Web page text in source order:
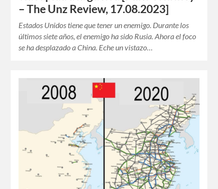
– The Unz Review, 17.08.2023]
Estados Unidos tiene que tener un enemigo. Durante los
últimos siete años, el enemigo ha sido Rusia. Ahora el foco
se ha desplazado a China. Eche un vistazo…